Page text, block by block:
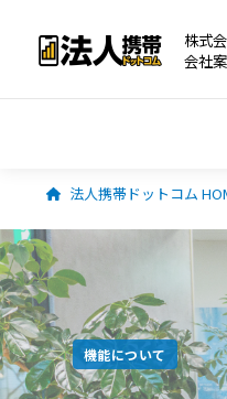
株式
会社
法人携帯ドットコム
機能について